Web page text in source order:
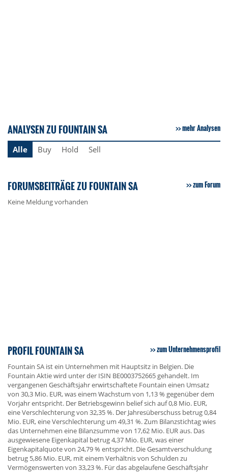
ANALYSEN ZU FOUNTAIN SA mehr Analysen
Alle Buy Hold Sell
FORUMSBEITRÄGE ZU FOUNTAIN SA zum Forum
Keine Meldung vorhanden
PROFIL FOUNTAIN SA zum Unternehmensprofil
Fountain SA ist ein Unternehmen mit Hauptsitz in Belgien. Die
Fountain Aktie wird unter der ISIN BE0003752665 gehandelt. Im
vergangenen Geschäftsjahr erwirtschaftete Fountain einen Umsatz
von 30,3 Mio. EUR, was einem Wachstum von 1,13 % gegenüber dem
Vorjahr entspricht. Der Betriebsgewinn belief sich auf 0,8 Mio. EUR,
eine Verschlechterung von 32,35 %. Der Jahresüberschuss betrug 0,84
Mio. EUR, eine Verschlechterung um 49,31 %. Zum Bilanzstichtag wies
das Unternehmen eine Bilanzsumme von 17,62 Mio. EUR aus. Das
ausgewiesene Eigenkapital betrug 4,37 Mio. EUR, was einer
Eigenkapitalquote von 24,79 % entspricht. Die Gesamtverschuldung
betrug 5,86 Mio. EUR, mit einem Verhältnis von Schulden zu
Vermögenswerten von 33,23 %. Für das abgelaufene Geschäftsjahr